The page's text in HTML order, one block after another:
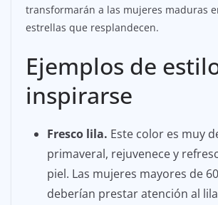
transformarán a las mujeres maduras
estrellas que resplandecen.
Ejemplos de
inspirarse
Fresco lila. Este color es muy
primaveral, rejuvenece y
piel. Las mujeres mayores de
deberían prestar atención al